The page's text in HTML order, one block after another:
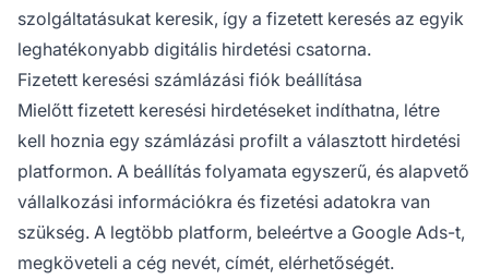
szolgáltatásukat keresik, így a fizetett keresés az egyik
leghatékonyabb digitális hirdetési csatorna.
Fizetett keresési számlázási fiók beállítása
Mielőtt fizetett keresési hirdetéseket indíthatna, létre
kell hoznia egy számlázási profilt a választott hirdetési
platformon. A beállítás folyamata egyszerű, és alapvető
vállalkozási információkra és fizetési adatokra van
szükség. A legtöbb platform, beleértve a Google Ads-t,
megköveteli a cég nevét, címét, elérhetőségét.